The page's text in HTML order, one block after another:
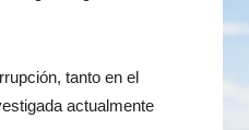
tanto en el
actualmente